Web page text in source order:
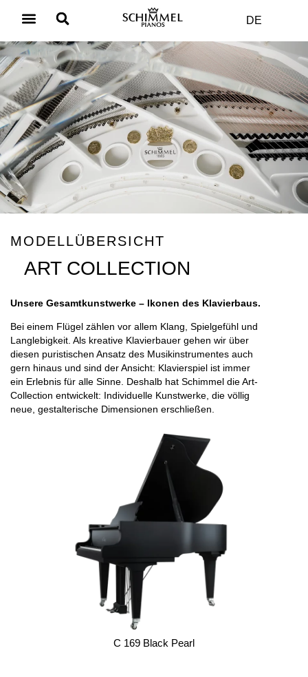
DE
MODELLÜBERSICHT
ART COLLECTION
Unsere Gesamtkunstwerke – Ikonen des Klavierbaus.
Bei einem Flügel zählen vor allem Klang, Spielgefühl und
Langlebigkeit. Als kreative Klavierbauer gehen wir über
diesen puristischen Ansatz des Musikinstrumentes auch
gern hinaus und sind der Ansicht: Klavierspiel ist immer
ein Erlebnis für alle Sinne. Deshalb hat Schimmel die Art-
Collection entwickelt: Individuelle Kunstwerke, die völlig
neue, gestalterische Dimensionen erschließen.
C 169 Black Pearl